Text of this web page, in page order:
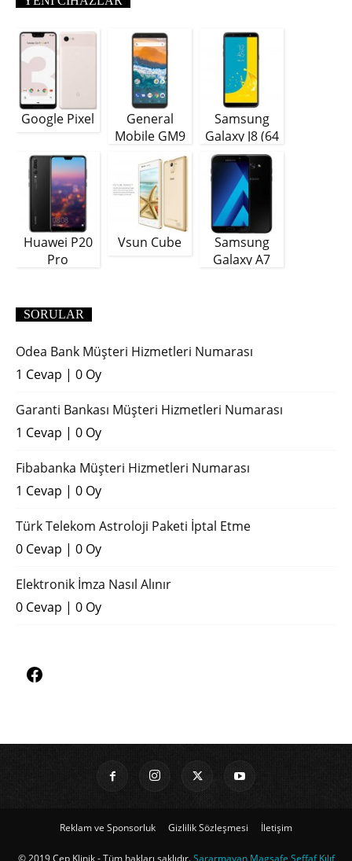
Google Pixel
General
Mobile GM9
Samsung
Galaxy J8 (64
GB)
Huawei P20
Pro
Vsun Cube
Samsung
Galaxy A7
SORULAR
Odea Bank Müşteri Hizmetleri Numarası
1 Cevap | 0 Oy
Garanti Bankası Müşteri Hizmetleri Numarası
1 Cevap | 0 Oy
Fibabanka Müşteri Hizmetleri Numarası
1 Cevap | 0 Oy
Türk Telekom Astroloji Paketi İptal Etme
0 Cevap | 0 Oy
Elektronik İmza Nasıl Alınır
0 Cevap | 0 Oy
Reklam ve Sponsorluk Gizlilik Sözleşmesi İletişim
© 2019 Cep Klinik - Tüm hakları saklıdır. Sararmayan Magsafe Şeffaf Kılıf